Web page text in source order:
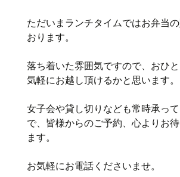
ただいまランチタイムではお弁当
おります。
落ち着いた雰囲気ですので、おひ
気軽にお越し頂けるかと思います。
女子会や貸し切りなども常時承っ
で、皆様からのご予約、心よりお
ます。
お気軽にお電話くださいませ。